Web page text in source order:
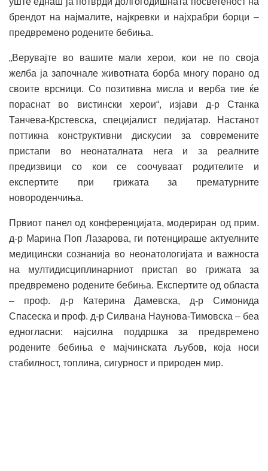
брендот на најмалите, најкревки и најхрабри борци –
предвремено родените бебиња.
„Верувајте во вашите мали херои, кои не по своја
желба ја започнале животната борба многу порано од
своите врсници. Со позитивна мисла и верба тие ќе
пораснат во вистински херои“, изјави д-р Станка
Танчева-Крстевска, специјалист педијатар. Настанот
поттикна конструктивни дискусии за современите
пристапи во неонаталната нега и за реалните
предизвици со кои се соочуваат родителите и
експертите при грижата за прематурните
новороденчиња.
Првиот панел од конференцијата, модериран од прим.
д-р Марина Поп Лазарова, ги потенцираше актуелните
медицински сознанија во неонатологијата и важноста
на мултидисциплинарниот пристап во грижата за
предвремено родените бебиња. Експертите од областа
– проф. д-р Катерина Дамевска, д-р Симонида
Спасеска и проф. д-р Силвана Наунова-Тимовска – беа
едногласни: најсилна поддршка за предвремено
родените бебиња е мајчинската љубов, која носи
стабилност, топлина, сигурност и природен мир.